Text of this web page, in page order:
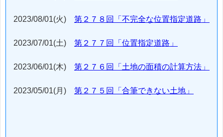
2023/08/01(火) 第２７８回「不完全な位置指定道路」
2023/07/01(土) 第２７７回「位置指定道路」
2023/06/01(木) 第２７６回「土地の面積の計算方法」
2023/05/01(月) 第２７５回「合筆できない土地」